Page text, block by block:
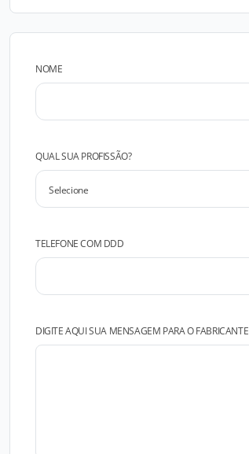
NOME
QUAL SUA PROFISSÃO?
TELEFONE COM DDD
DIGITE AQUI SUA MENSAGEM PARA O FABRICANTE